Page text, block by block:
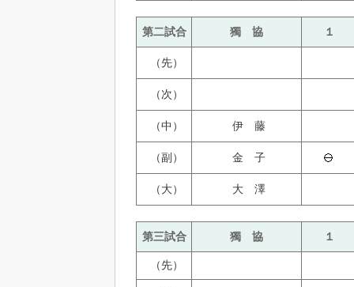
第二試合 獨 協 １
（先）
（次）
（中） 伊 藤
（副） 金 子
（大） 大 澤
第三試合 獨 協 １
（先）